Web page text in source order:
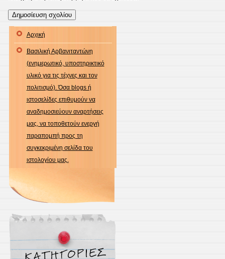
Αρχική
Βασιλική Αρβανιταντώνη
(ενημερωτικό, υποστηρικτικό
υλικό για τις τέχνες και τον
πολιτισμό). Όσα blogs ή
ιστοσελίδες επιθυμούν να
αναδημοσιεύουν αναρτήσεις
μας, να τοποθετούν ενεργή
παραπομπή προς τη
συγκεκριμένη σελίδα του
ιστολογίου μας.